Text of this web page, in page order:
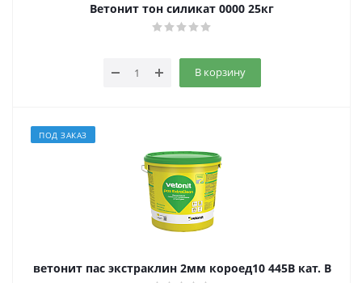
Ветонит тон силикат 0000 25кг
В корзину
ПОД ЗАКАЗ
ветонит пас экстраклин 2мм короед10 445B кат. B